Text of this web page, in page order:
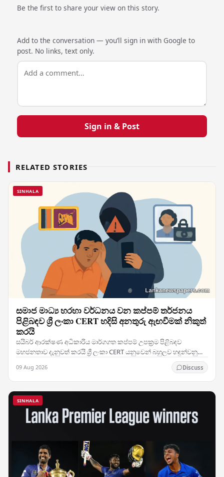
Be the first to share your view on this story.
Add to the conversation — you’ll sign in with Google to
post. No links, text only.
Sign in & Post
RELATED STORIES
SINHALA
සමාජ මාධ්‍ය හරහා වර්ධනය වන කප්පම් තර්ජනය
පිළිබඳව ශ්‍රී ලංකා CERT හදිසි අනතුරු ඇඟවීමක් නිකුත්
කරයි
සයිබර් ආරක්ෂණ අධිකාරිය මාර්ගගත කප්පම් උපක්‍රම පිළිබඳව
මහජනතාව දැනුවත් කරයි ශ්‍රී ලංකා CERT යනුවෙන් බහුලව හඳුන්වනු
09 Aug 2026 Discuss
SINHALA